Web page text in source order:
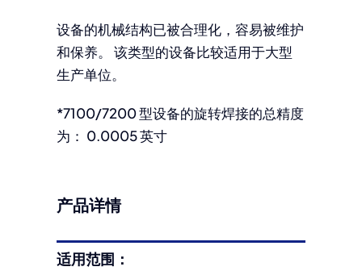
设备的机械结构已被合理化，容易被维护
和保养。 该类型的设备比较适用于大型
生产单位。
*7100/7200 型设备的旋转焊接的总精度
为： 0.0005 英寸
产品详情
适用范围：